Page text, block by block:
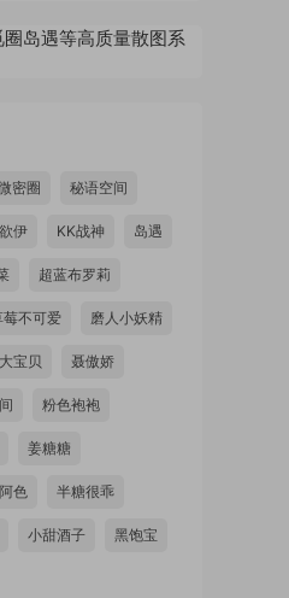
密圈 秘语空间
伊 KK战神 岛遇
超蓝布罗莉
莓不可爱 磨人小妖精
宝贝 聂傲娇
粉色袍袍
姜糖糖
阿色 半糖很乖
小甜酒子 黑饱宝